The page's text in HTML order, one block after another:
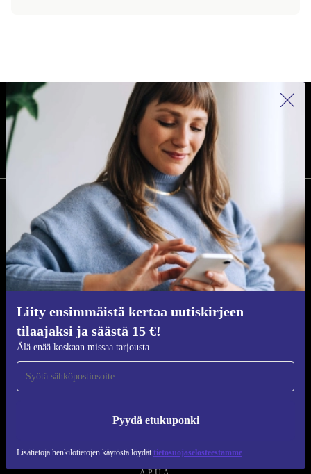
Liity ensimmäistä kertaa uutiskirjeen
tilaajaksi ja säästä 15 €!
Älä enää koskaan missaa tarjousta
Pyydä etukuponki
Lisätietoja henkilötietojen käytöstä löydät tietosuojaselosteestamme
REFURBED SUOMI - RETHINK NEW.
SEURAA MEITÄ
YRITYS
Miksi refurbed
Kunnostusprosessi
Kestävyys
Laatu
Tietoa meistä